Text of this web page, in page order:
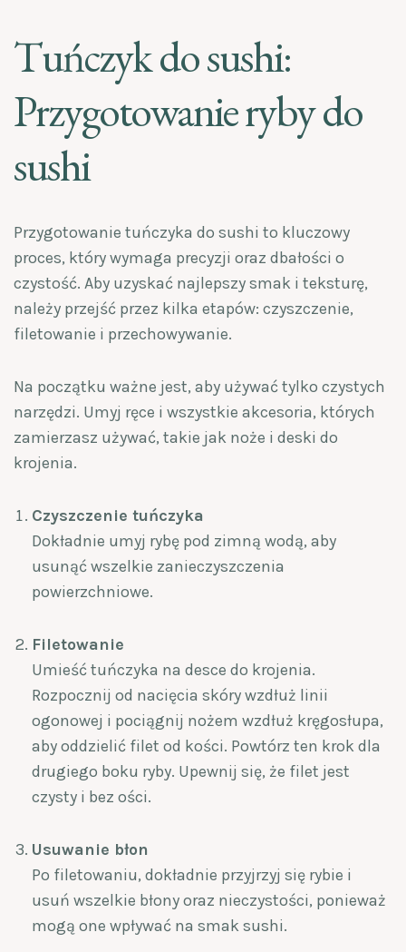
Tuńczyk do sushi:
Przygotowanie ryby do
sushi
Przygotowanie tuńczyka do sushi to kluczowy
proces, który wymaga precyzji oraz dbałości o
czystość. Aby uzyskać najlepszy smak i teksturę,
należy przejść przez kilka etapów: czyszczenie,
filetowanie i przechowywanie.
Na początku ważne jest, aby używać tylko czystych
narzędzi. Umyj ręce i wszystkie akcesoria, których
zamierzasz używać, takie jak noże i deski do
krojenia.
Czyszczenie tuńczyka
Dokładnie umyj rybę pod zimną wodą, aby
usunąć wszelkie zanieczyszczenia
powierzchniowe.
Filetowanie
Umieść tuńczyka na desce do krojenia.
Rozpocznij od nacięcia skóry wzdłuż linii
ogonowej i pociągnij nożem wzdłuż kręgosłupa,
aby oddzielić filet od kości. Powtórz ten krok dla
drugiego boku ryby. Upewnij się, że filet jest
czysty i bez ości.
Usuwanie błon
Po filetowaniu, dokładnie przyjrzyj się rybie i
usuń wszelkie błony oraz nieczystości, ponieważ
mogą one wpływać na smak sushi.